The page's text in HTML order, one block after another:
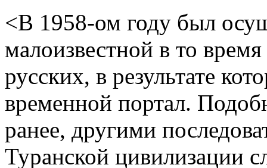
<В 1958-ом году был
малоизвестной в то
русских, в результате
временной портал.
ранее, другими
Туранской цивилизации